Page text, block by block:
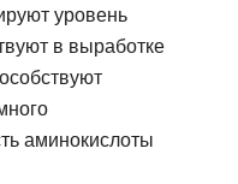
уровень
в выработке
аминокислоты